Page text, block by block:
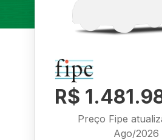
R$
Preço Fipe
Ago/2026